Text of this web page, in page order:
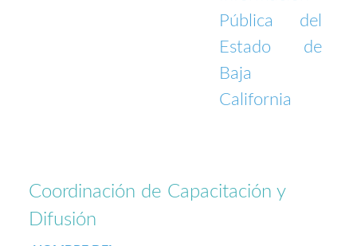
Pública del
Estado de
Baja
California
Coordinación de Capacitación y
Difusión